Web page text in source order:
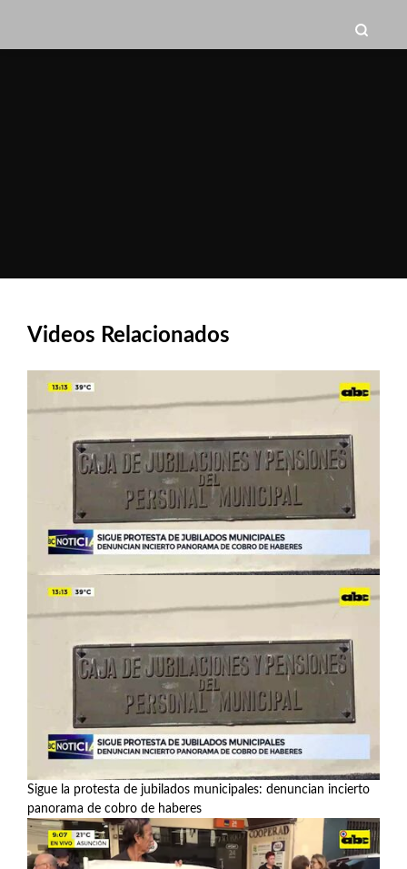
Videos Relacionados
Sigue la protesta de jubilados municipales: denuncian incierto
panorama de cobro de haberes
Ver más